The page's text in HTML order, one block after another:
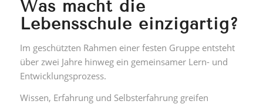
Was macht die
Lebensschule einzigartig?
Im geschützten Rahmen einer festen Gruppe entsteht
über zwei Jahre hinweg ein gemeinsamer Lern- und
Entwicklungsprozess.
Wissen, Erfahrung und Selbsterfahrung greifen